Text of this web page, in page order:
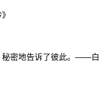
秘密地告诉了彼此。——白